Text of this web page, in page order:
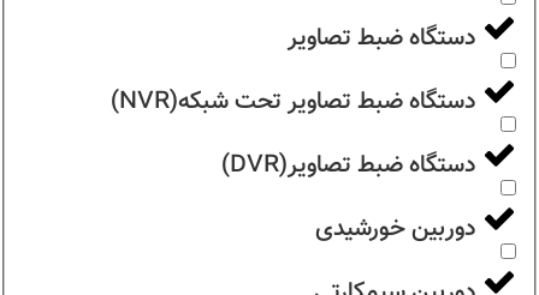
دستگاه ضبط تصاویر
دستگاه ضبط تصاویر تحت شبکه(NVR)
دستگاه ضبط تصاویر(DVR)
دوربین خورشیدی